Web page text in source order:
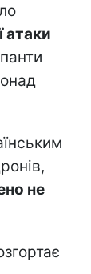
атаки
не